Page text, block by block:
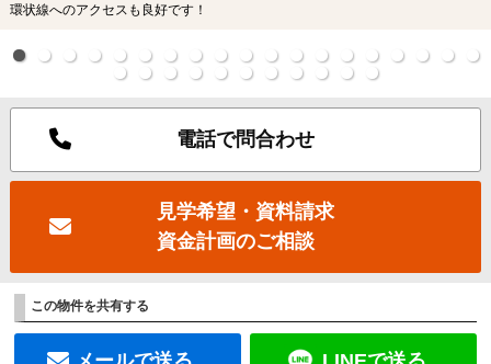
環状線へのアクセスも良好です！
電話で問合わせ
見学希望・資料請求
資金計画のご相談
この物件を共有する